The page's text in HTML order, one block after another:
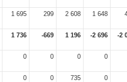
1 695 299 2 608 1 648
1 736 -669 1 196 -2 696 -2
0 0 0 0
0 0 735 0